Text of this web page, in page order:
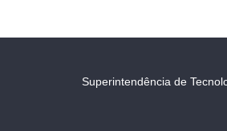
Superintendência de